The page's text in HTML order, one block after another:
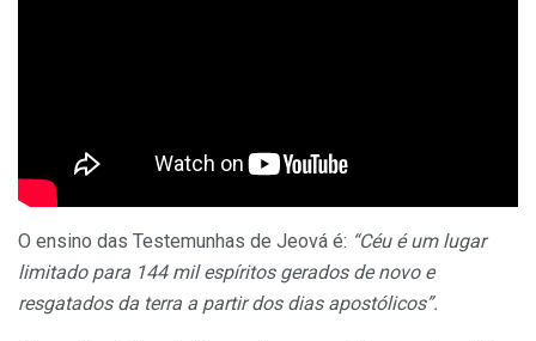
O ensino das Testemunhas de Jeová é: “Céu é um lugar
limitado para 144 mil espíritos gerados de novo e
resgatados da terra a partir dos dias apostólicos”.